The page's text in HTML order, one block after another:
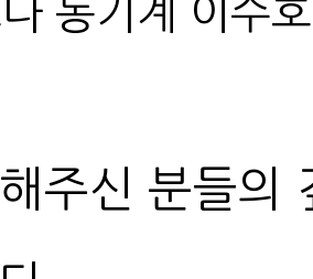
농기계 이수